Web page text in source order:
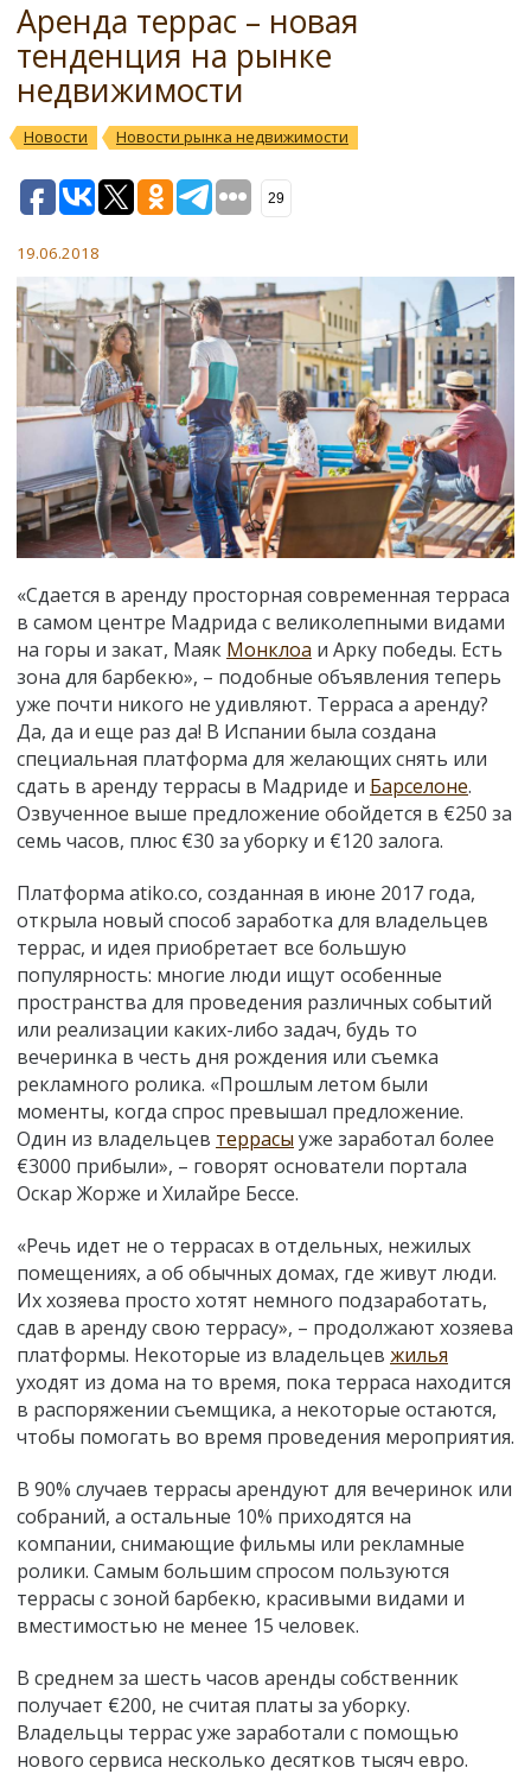
Аренда террас – новая
тенденция на рынке
недвижимости
Новости Новости рынка недвижимости
29
19.06.2018
«Сдается в аренду просторная современная терраса
в самом центре Мадрида с великолепными видами
на горы и закат, Маяк Монклоа и Арку победы. Есть
зона для барбекю», – подобные объявления теперь
уже почти никого не удивляют. Терраса а аренду?
Да, да и еще раз да! В Испании была создана
специальная платформа для желающих снять или
сдать в аренду террасы в Мадриде и Барселоне.
Озвученное выше предложение обойдется в €250 за
семь часов, плюс €30 за уборку и €120 залога.
Платформа atiko.co, созданная в июне 2017 года,
открыла новый способ заработка для владельцев
террас, и идея приобретает все большую
популярность: многие люди ищут особенные
пространства для проведения различных событий
или реализации каких-либо задач, будь то
вечеринка в честь дня рождения или съемка
рекламного ролика. «Прошлым летом были
моменты, когда спрос превышал предложение.
Один из владельцев террасы уже заработал более
€3000 прибыли», – говорят основатели портала
Оскар Жорже и Хилайре Бессе.
«Речь идет не о террасах в отдельных, нежилых
помещениях, а об обычных домах, где живут люди.
Их хозяева просто хотят немного подзаработать,
сдав в аренду свою террасу», – продолжают хозяева
платформы. Некоторые из владельцев жилья
уходят из дома на то время, пока терраса находится
в распоряжении съемщика, а некоторые остаются,
чтобы помогать во время проведения мероприятия.
В 90% случаев террасы арендуют для вечеринок или
собраний, а остальные 10% приходятся на
компании, снимающие фильмы или рекламные
ролики. Самым большим спросом пользуются
террасы с зоной барбекю, красивыми видами и
вместимостью не менее 15 человек.
В среднем за шесть часов аренды собственник
получает €200, не считая платы за уборку.
Владельцы террас уже заработали с помощью
нового сервиса несколько десятков тысяч евро.